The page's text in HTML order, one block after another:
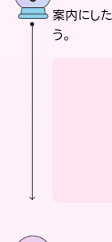
案内にし
う。